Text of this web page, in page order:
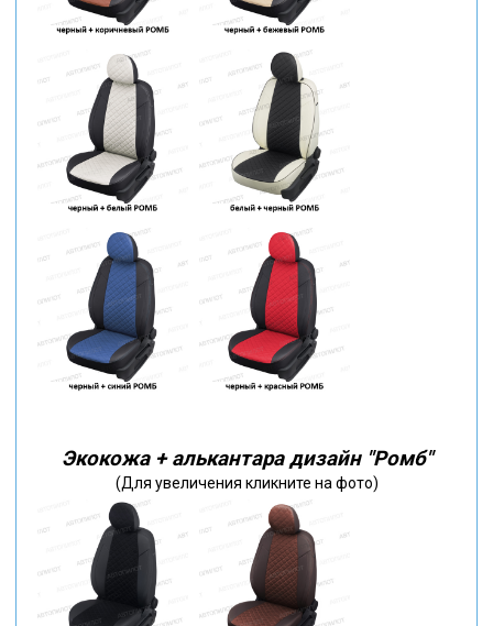
Экокожа + алькантара дизайн "Ромб"
(Для увеличения кликните на фото)